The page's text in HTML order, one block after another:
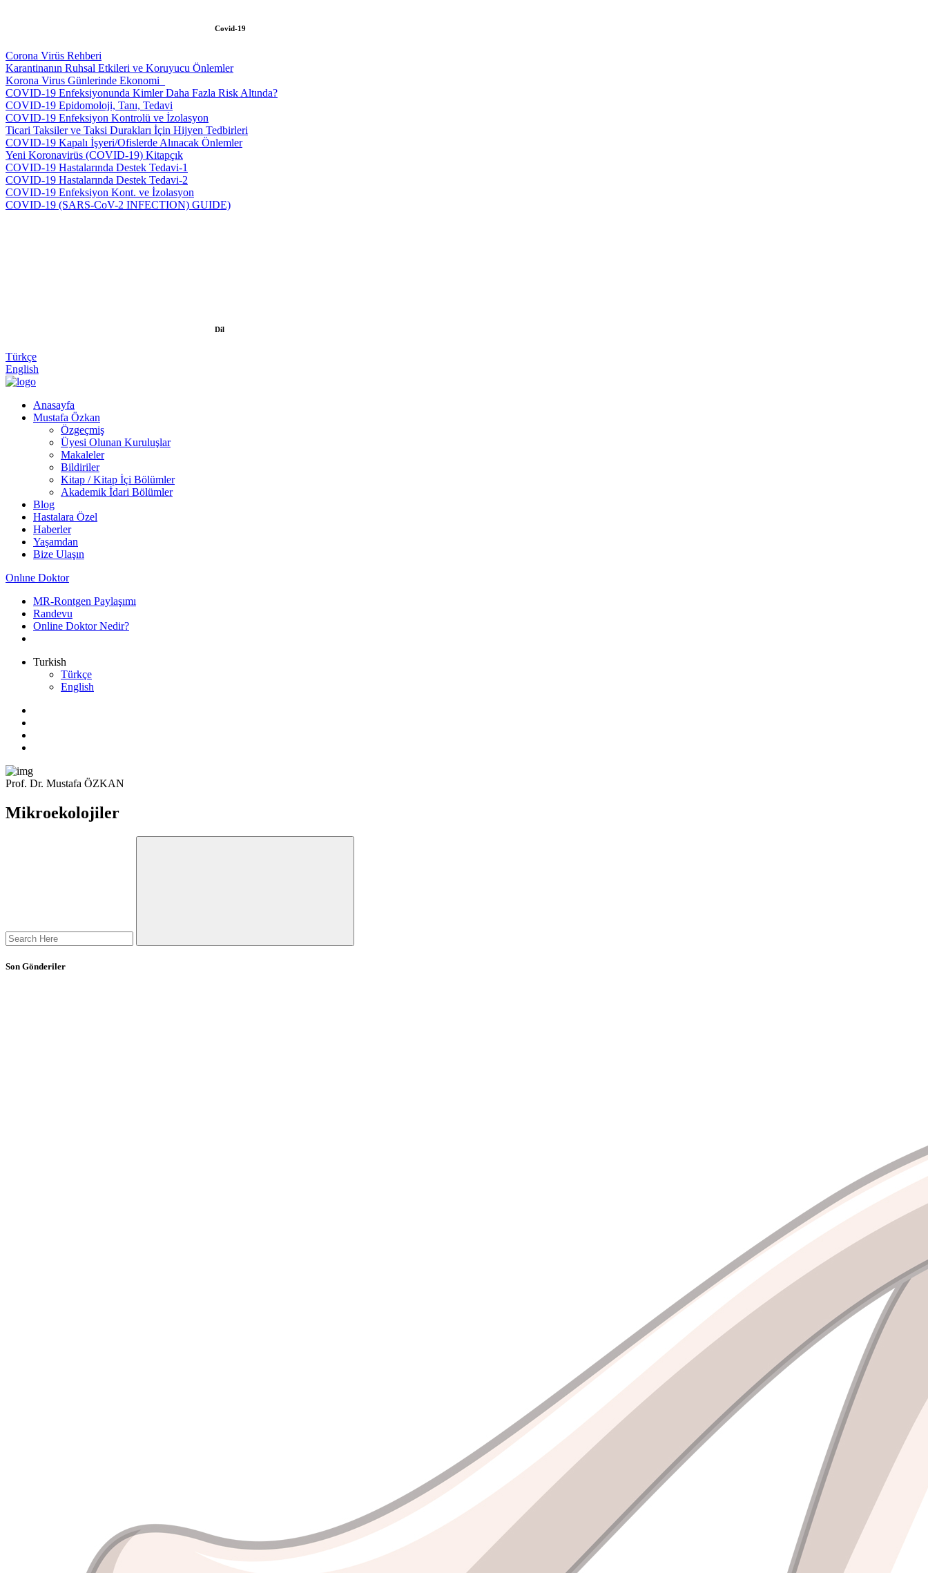
Covid-19
Corona Virüs Rehberi
Karantinanın Ruhsal Etkileri ve Koruyucu Önlemler
Korona Virus Günlerinde Ekonomi_
COVID-19 Enfeksiyonunda Kimler Daha Fazla Risk Altında?
COVID-19 Epidomoloji, Tanı, Tedavi
COVID-19 Enfeksiyon Kontrolü ve İzolasyon
Ticari Taksiler ve Taksi Durakları İçin Hijyen Tedbirleri
COVID-19 Kapalı İşyeri/Ofislerde Alınacak Önlemler
Yeni Koronavirüs (COVID-19) Kitapçık
COVID-19 Hastalarında Destek Tedavi-1
COVID-19 Hastalarında Destek Tedavi-2
COVID-19 Enfeksiyon Kont. ve İzolasyon
COVID-19 (SARS-CoV-2 INFECTION) GUIDE)
Dil
Türkçe
English
Anasayfa
Mustafa Özkan
Özgeçmiş
Üyesi Olunan Kuruluşlar
Makaleler
Bildiriler
Kitap / Kitap İçi Bölümler
Akademik İdari Bölümler
Blog
Hastalara Özel
Haberler
Yaşamdan
Bize Ulaşın
Onlıne Doktor
MR-Rontgen Paylaşımı
Randevu
Online Doktor Nedir?
Turkish
Türkçe
English
Prof. Dr. Mustafa ÖZKAN
Mikroekolojiler
Son Gönderiler